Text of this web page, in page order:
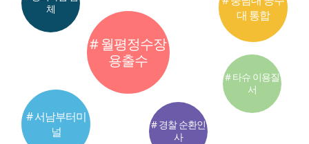
# 월평정수장
용출수
# 서남부터미
널
대 통합
체
# 경찰 순환인
사
# 타슈 이용질
서